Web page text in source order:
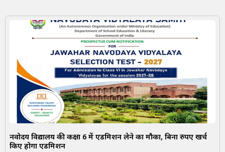
नवोदय विद्यालय की कक्षा 6 में एडमिशन लेने का मौका, बिना रुपए खर्च
किए होगा एडमिशन